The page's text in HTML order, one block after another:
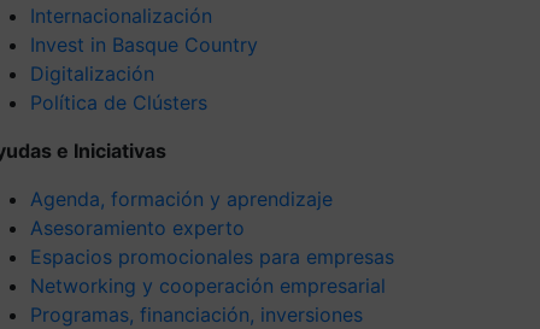
Internacionalización
Invest in Basque Country
Digitalización
Política de Clústers
e Iniciativas
Agenda, formación y aprendizaje
Asesoramiento experto
Espacios promocionales para empresas
Networking y cooperación empresarial
Programas, financiación, inversiones